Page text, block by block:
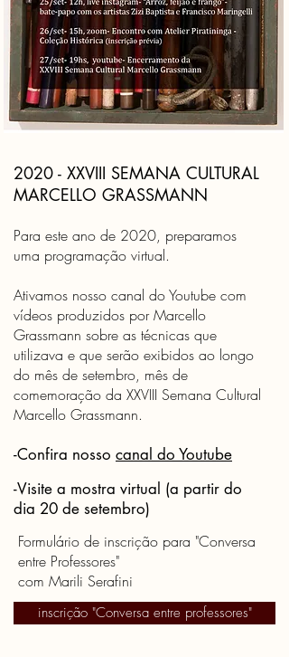
2020 - XXVIII SEMANA CULTURAL
MARCELLO GRASSMANN
Para este ano de 2020, preparamos
uma programação virtual.
Ativamos nosso canal do Youtube com
vídeos produzidos por Marcello
Grassmann sobre as técnicas que
utilizava e que serão exibidos ao longo
do mês de setembro, mês de
comemoração da XXVIII Semana Cultural
Marcello Grassmann.
-Confira nosso canal do Youtube
-Visite a mostra virtual (a partir do
dia 20 de setembro)
Formulário de inscrição para "Conversa
entre Professores"
com Marili Serafini
inscrição "Conversa entre professores"